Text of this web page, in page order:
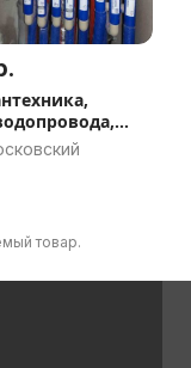
товар.